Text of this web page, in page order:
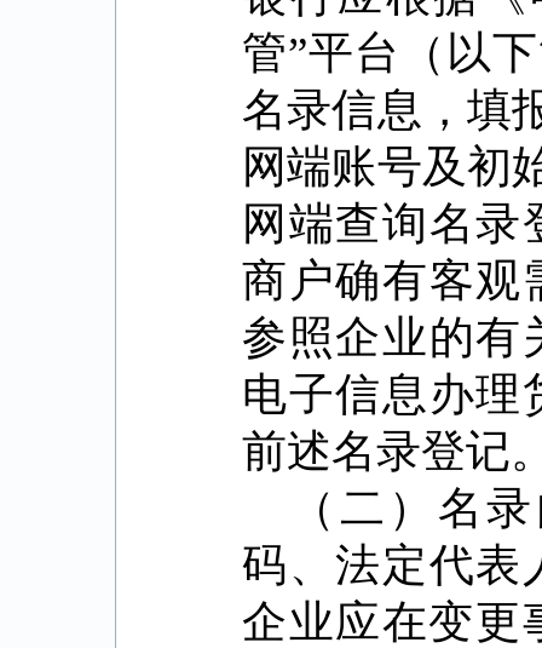
管”平台（以
名录信息，填
网端账号及初
网端查询名
商户确有客观
参照企业的有
电子信息办理
前述名录登记
（二）名
码、法定代表
企业应在变更